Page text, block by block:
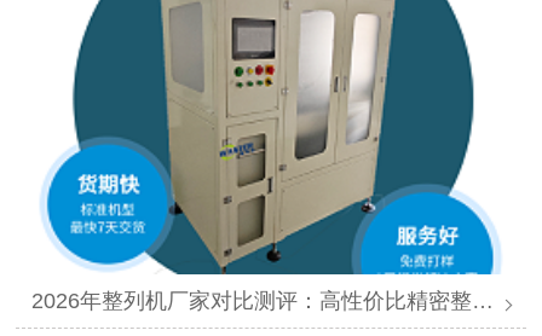
2026年整列机厂家对比测评：高性价比精密整列品牌推荐